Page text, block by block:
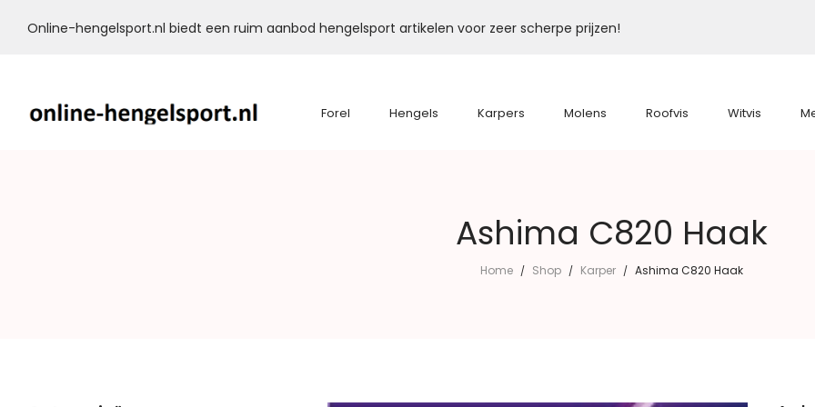
Online-hengelsport.nl biedt een ruim aanbod hengelsport artikelen voor zeer scherpe prijzen!
Forel Hengels Karpers Molens Roofvis Witvis
Ashima C820 Haak
Home / Shop / Karper / Ashima C820 Haak